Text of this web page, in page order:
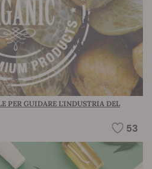
PER GUIDARE L'INDUSTRIA DEL
53